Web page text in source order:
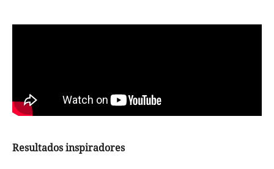
Resultados inspiradores